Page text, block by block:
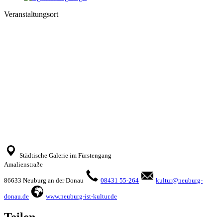
Veranstaltungsort
Städtische Galerie im Fürstengang
Amalienstraße
86633 Neuburg an der Donau 08431 55-264 kultur@neuburg-
donau.de www.neuburg-ist-kultur.de